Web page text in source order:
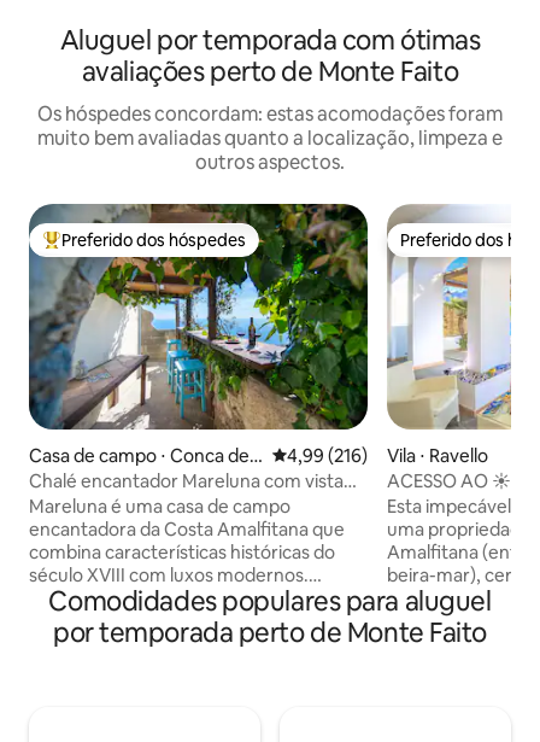
Aluguel por temporada com ótimas
avaliações perto de Monte Faito
Os hóspedes concordam: estas acomodações foram
muito bem avaliadas quanto a localização, limpeza e
outros aspectos.
Entre os melhores preferidos dos hóspedes
Preferido dos hóspedes
Casa de campo ⋅ Conca dei
Marini
4,99 de uma avaliação média de
4,99 (216)
Chalé encantador Mareluna com vista
para Capri
Mareluna é uma casa de campo
encantadora da Costa Amalfitana que
combina características históricas do
século XVIII com luxos modernos.
Oferece vistas panorâmicas
deslumbrantes para o mar e interiores
elegantes com detalhes como vigas de
Preferido dos
Preferido dos
Vila ⋅ Ravello
ACESSO AO
Esta impecável
uma propriedade
Amalfitana (entre
beira-mar),
limoeiros e
solário e acesso direto
3 hóspedes.
Comodidades populares para aluguel
por temporada perto de Monte Faito